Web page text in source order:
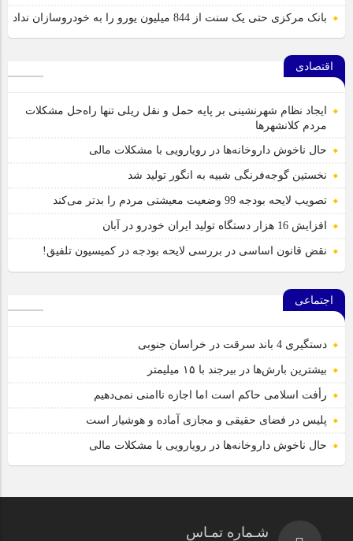
بانک مرکزی حتی یک سنت از 844 میلیون یورو را به خودروسازان نداد
اقتصادی
ایجاد نظام شهرنشینی بر پایه حمل و نقل ریلی تنها راه‌حل مشکلات
مردم کلانشهرها
حال ناخوش داروخانه‌ها در رویارویی با مشکلات مالی
نخستین گوجه‌فرنگی شبیه به انگور تولید شد
تصویب لایحه بودجه 99 وضعیت معیشتی مردم را بدتر می‌کند
افزایش 16 هزار دستگاه تولید ایران خودرو در آبان
نقض قانون اساسی در بررسی لایحه بودجه در کمیسیون تلفیق!
اجتماعی
دستگیری 4 باند سرقت در خراسان جنوبی
بیشترین بارش‌ها در بیرجند با ۱۵ میلیمتر
رأفت اسلامی حاکم است اما اجازه ناامنی نمی‌دهیم
پلیس در فضای حقیقی و مجازی آماده و هوشیار است
حال ناخوش داروخانه‌ها در رویارویی با مشکلات مالی
شـماره تمـاس